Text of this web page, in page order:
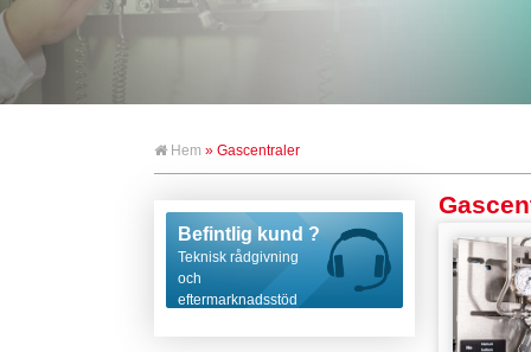
Hem » Gascentraler
Befintlig kund ?
Teknisk rådgivning
och
eftermarknadsstöd